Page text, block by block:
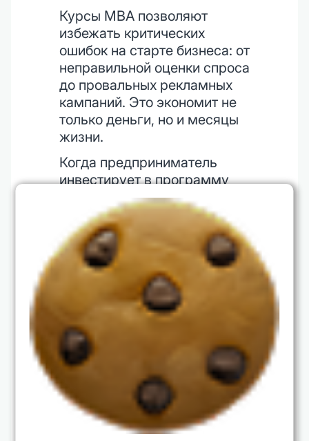
Курсы MBA позволяют
избежать критических
ошибок на старте бизнеса: от
неправильной оценки спроса
до провальных рекламных
кампаний. Это экономит не
только деньги, но и месяцы
жизни.
Когда предприниматель
инвестирует в программу
MBA, он покупает доступ к
опыту сотен компаний и
стратегий. Это короче и
дешевле, чем набивать
собственные шишки.